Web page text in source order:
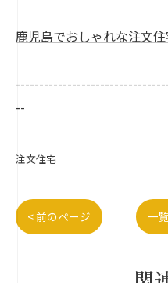
鹿児島でおしゃれな注文
--
注文住宅
< 前のページ 一